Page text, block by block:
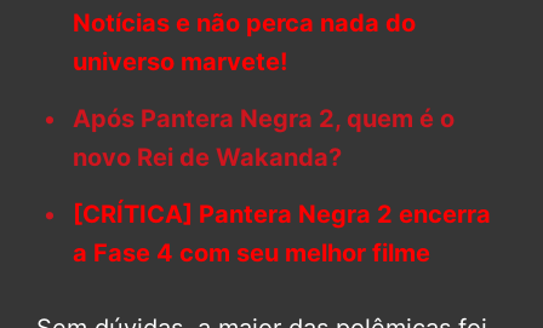
Notícias e não perca nada do
universo marvete!
Após Pantera Negra 2, quem é o
novo Rei de Wakanda?
[CRÍTICA] Pantera Negra 2 encerra
a Fase 4 com seu melhor filme